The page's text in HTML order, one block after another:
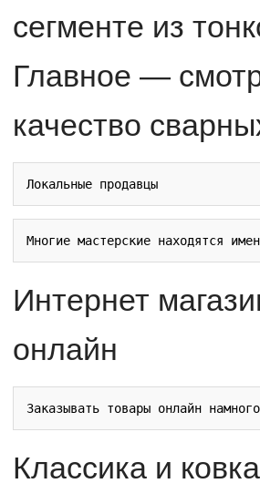
сегменте из
Главное —
качество
Интернет
онлайн
Классика и